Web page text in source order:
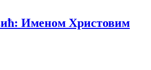
Именом Христовим